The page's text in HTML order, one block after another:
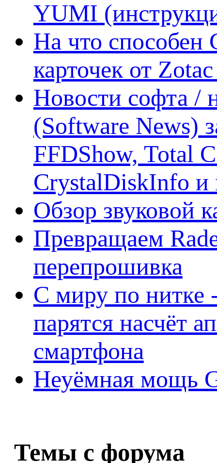
YUMI
На что способен
карточек от
Новости софта /
(Software News)
FFDShow, Total
CrystalDiskInfo и
Обзор звуковой
Превращаем
перепрошивка
С миру по нитке
парятся насчёт
смартфона
Неуёмная мощь
Темы с форума